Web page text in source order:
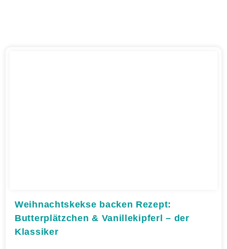
Weihnachtskekse backen Rezept:
Butterplätzchen & Vanillekipferl – der
Klassiker